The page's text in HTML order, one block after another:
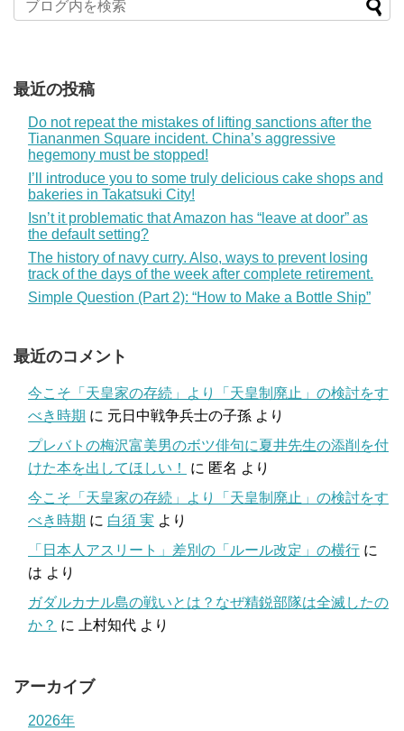
最近の投稿
Do not repeat the mistakes of lifting sanctions after the
Tiananmen Square incident. China’s aggressive
hegemony must be stopped!
I’ll introduce you to some truly delicious cake shops and
bakeries in Takatsuki City!
Isn’t it problematic that Amazon has “leave at door” as
the default setting?
The history of navy curry. Also, ways to prevent losing
track of the days of the week after complete retirement.
Simple Question (Part 2): “How to Make a Bottle Ship”
最近のコメント
今こそ「天皇家の存続」より「天皇制廃止」の検討をす
べき時期 に 元日中戦争兵士の子孫 より
プレバトの梅沢富美男のボツ俳句に夏井先生の添削を付
けた本を出してほしい！
に 匿名 より
今こそ「天皇家の存続」より「天皇制廃止」の検討をす
べき時期 に 白須 実 より
「日本人アスリート」差別の「ルール改定」の横行 に
は より
ガダルカナル島の戦いとは？なぜ精鋭部隊は全滅したの
か？ に 上村知代 より
アーカイブ
2026年